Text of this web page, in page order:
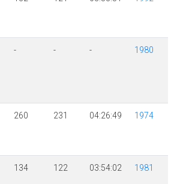
- - - 1980
260 231 04:26:49 1974
134 122 03:54:02 1981